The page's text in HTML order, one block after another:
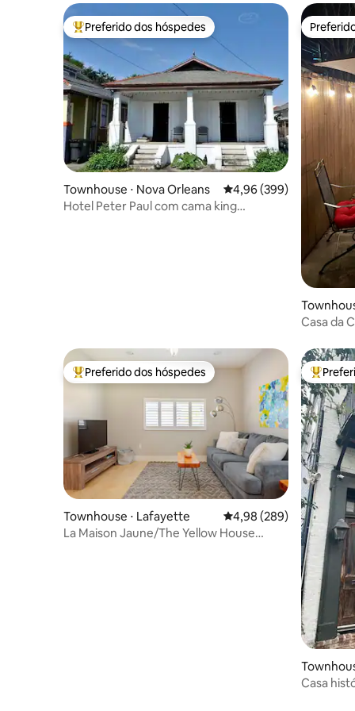
Entre os melhores preferidos dos hóspedes
Preferido dos hóspedes
Townhouse ⋅ Nova Orleans 4,96 de uma avaliação
4,96 (399)
Hotel Peter Paul com cama king
Casa da
Entre os melhores preferidos dos hóspedes
Preferido dos hóspedes
Townhouse ⋅ Lafayette 4,98 de uma avaliação
4,98 (289)
La Maison Jaune/The Yellow House
Entre os
Casa